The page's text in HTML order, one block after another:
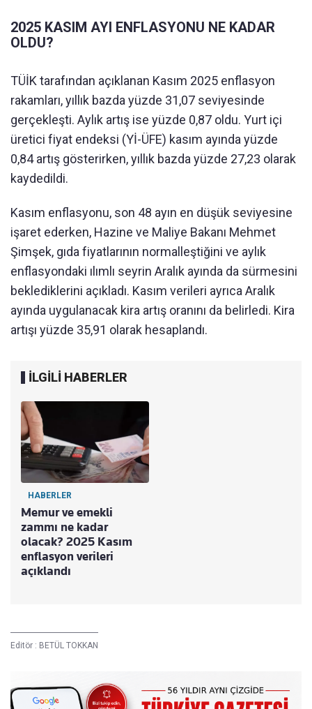
2025 KASIM AYI ENFLASYONU NE KADAR
OLDU?
TÜİK tarafından açıklanan Kasım 2025 enflasyon
rakamları, yıllık bazda yüzde 31,07 seviyesinde
gerçekleşti. Aylık artış ise yüzde 0,87 oldu. Yurt içi
üretici fiyat endeksi (Yİ-ÜFE) kasım ayında yüzde
0,84 artış gösterirken, yıllık bazda yüzde 27,23 olarak
kaydedildi.
Kasım enflasyonu, son 48 ayın en düşük seviyesine
işaret ederken, Hazine ve Maliye Bakanı Mehmet
Şimşek, gıda fiyatlarının normalleştiğini ve aylık
enflasyondaki ılımlı seyrin Aralık ayında da sürmesini
beklediklerini açıkladı. Kasım verileri ayrıca Aralık
ayında uygulanacak kira artış oranını da belirledi. Kira
artışı yüzde 35,91 olarak hesaplandı.
İLGİLİ HABERLER
HABERLER
Memur ve emekli
zammı ne kadar
olacak? 2025 Kasım
enflasyon verileri
açıklandı
Editör : BETÜL TOKKAN